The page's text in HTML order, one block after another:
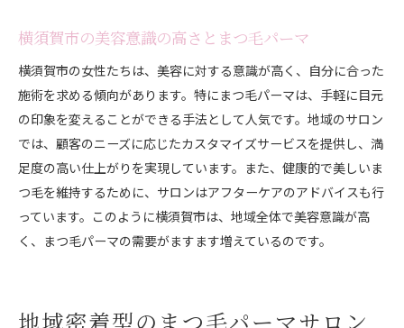
横須賀市の美容意識の高さとまつ毛パーマ
横須賀市の女性たちは、美容に対する意識が高く、自分に合った
施術を求める傾向があります。特にまつ毛パーマは、手軽に目元
の印象を変えることができる手法として人気です。地域のサロン
では、顧客のニーズに応じたカスタマイズサービスを提供し、満
足度の高い仕上がりを実現しています。また、健康的で美しいま
つ毛を維持するために、サロンはアフターケアのアドバイスも行
っています。このように横須賀市は、地域全体で美容意識が高
く、まつ毛パーマの需要がますます増えているのです。
地域密着型のまつ毛パーマサロン